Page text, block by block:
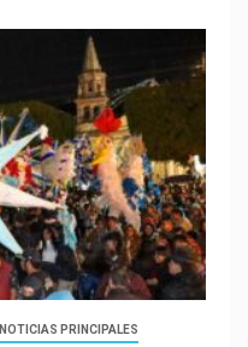
NOTICIAS PRINCIPALES